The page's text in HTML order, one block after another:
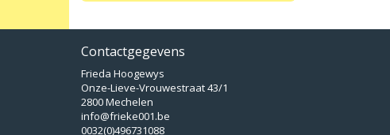
Contactgegevens
Frieda Hoogewys
Onze-Lieve-Vrouwestraat 43/1
2800 Mechelen
info@frieke001.be
0032(0)496731088